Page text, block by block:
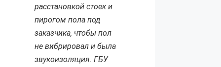
расстановкой стоек и
пирогом пола под
заказчика, чтобы пол
не вибрировал и была
звукоизоляция. ГБУ